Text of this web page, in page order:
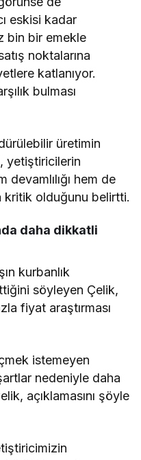
eskisi kadar
bin bir emekle
noktalarına
katlanıyor.
bulması
üretimin
yetiştiricilerin
hem de
kritik olduğunu belirtti.
daha dikkatli
kurbanlık
söyleyen Çelik,
fiyat araştırması
istemeyen
nedeniyle daha
açıklamasını şöyle